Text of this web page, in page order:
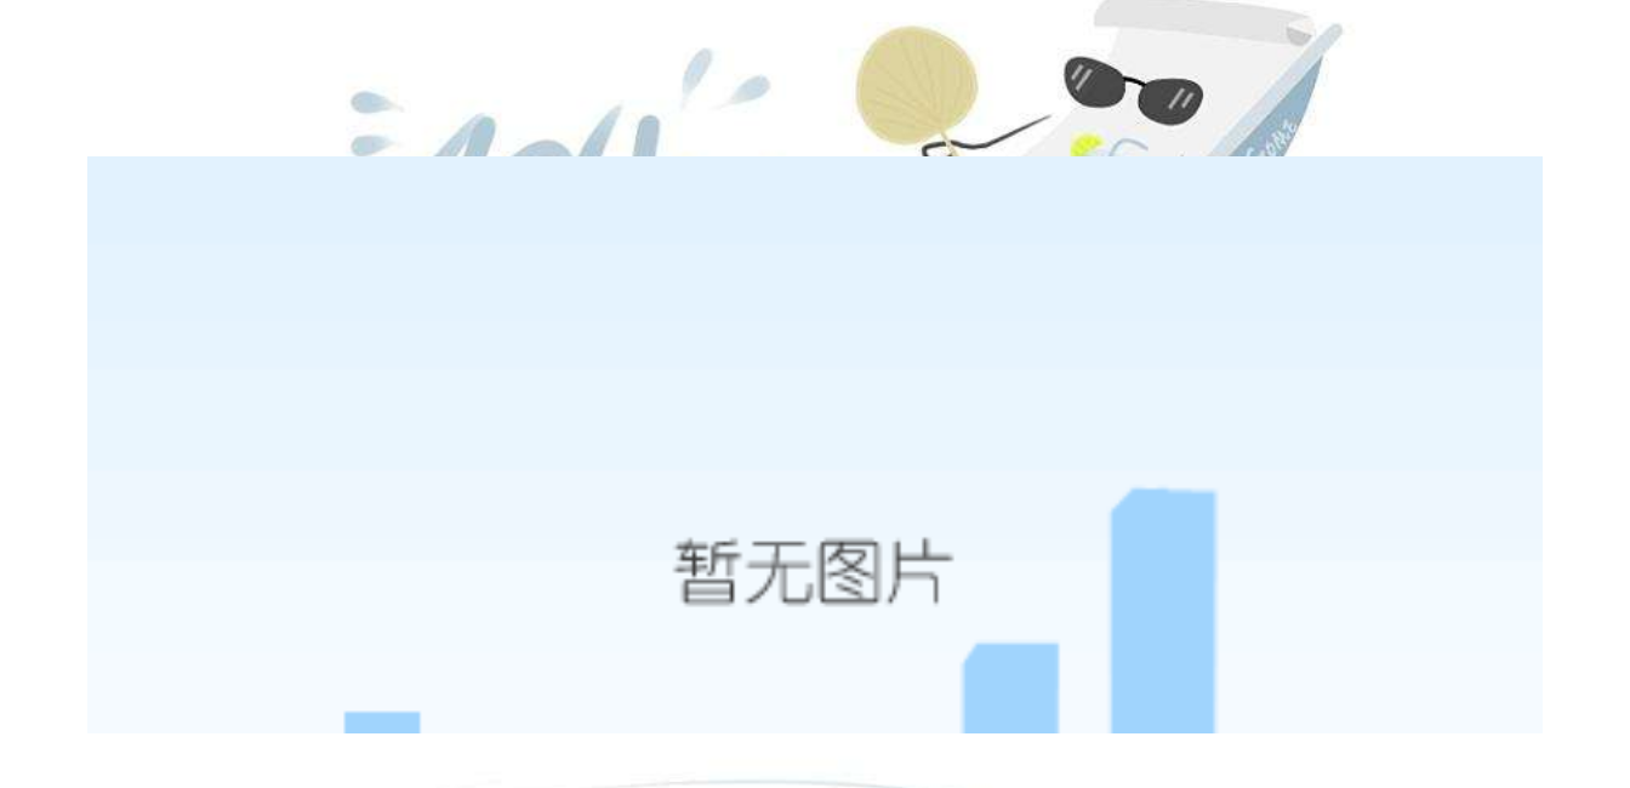
电子密码保密柜2
900*400*1850mm